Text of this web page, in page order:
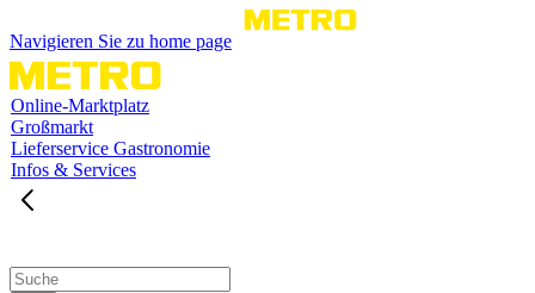
Navigieren Sie zu home page
Online-Marktplatz
Großmarkt
Lieferservice Gastronomie
Infos & Services